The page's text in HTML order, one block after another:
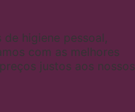
higiene pessoal,
com as melhores
justos aos nossos